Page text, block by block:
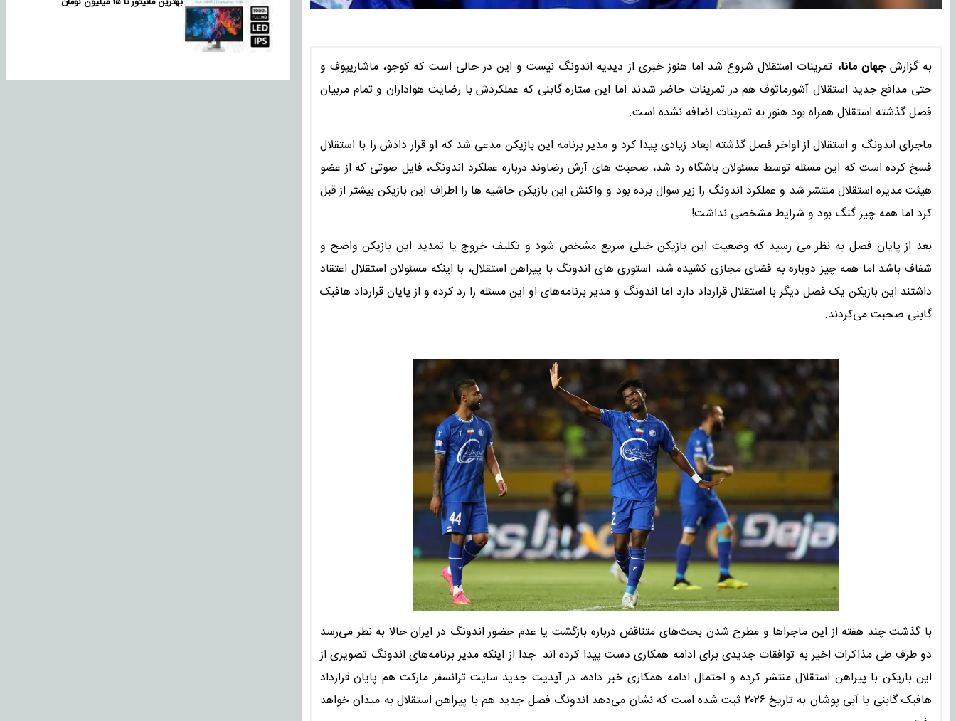
به گزارشجهان مانا، تمرینات استقلال شروع شد اما هنوز خبری از دیدیه اندونگ نیست و این در حالی است که کوجو، ماشاریپوف و
حتی مدافع جدید استقلال آشورماتوف هم در تمرینات حاضر شدند اما این ستاره گابنی که عملکردش با رضایت هواداران و تمام مربیان
فصل گذشته استقلال همراه بود هنوز به تمرینات اضافه نشده است.
ماجرای اندونگ و استقلال از اواخر فصل گذشته ابعاد زیادی پیدا کرد و مدیر برنامه این بازیکن مدعی شد که او قرار دادش را با استقلال
فسخ کرده است که این مسئله توسط مسئولان باشگاه رد شد، صحبت های آرش رضاوند درباره عملکرد اندونگ، فایل صوتی که از عضو
هیئت مدیره استقلال منتشر شد و عملکرد اندونگ را زیر سوال برده بود و واکنش این بازیکن حاشیه ها را اطراف این بازیکن بیشتر از قبل
کرد اما همه چیز گنگ بود و شرایط مشخصی نداشت!
بعد از پایان فصل به نظر می رسید که وضعیت این بازیکن خیلی سریع مشخص شود و تکلیف خروج یا تمدید این بازیکن واضح و
شفاف باشد اما همه چیز دوباره به فضای مجازی کشیده شد، استوری های اندونگ با پیراهن استقلال، با اینکه مسئولان استقلال اعتقاد
داشتند این بازیکن یک فصل دیگر با استقلال قرارداد دارد اما اندونگ و مدیر برنامه‌های او این مسئله را رد کرده و از پایان قرارداد هافبک
گابنی صحبت می‌کردند.
با گذشت چند هفته از این ماجراها و مطرح شدن بحث‌های متناقض درباره بازگشت یا عدم حضور اندونگ در ایران حالا به نظر می‌رسد
دو طرف طی مذاکرات اخیر به توافقات جدیدی برای ادامه همکاری دست پیدا کرده اند. جدا از اینکه مدیر برنامه‌های اندونگ تصویری از
این بازیکن با پیراهن استقلال منتشر کرده و احتمال ادامه همکاری خبر داده، در آپدیت جدید سایت ترانسفر مارکت هم پایان قرارداد
هافبک گابنی با آبی پوشان به تاریخ ۲۰۲۶ ثبت شده است که نشان می‌دهد اندونگ فصل جدید هم با پیراهن استقلال به میدان خواهد